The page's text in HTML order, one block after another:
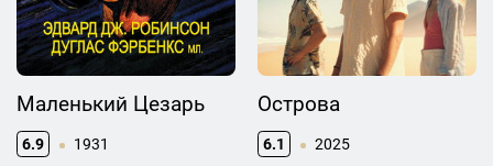
Маленький Цезарь
6.9 1931
Острова
6.1 2025